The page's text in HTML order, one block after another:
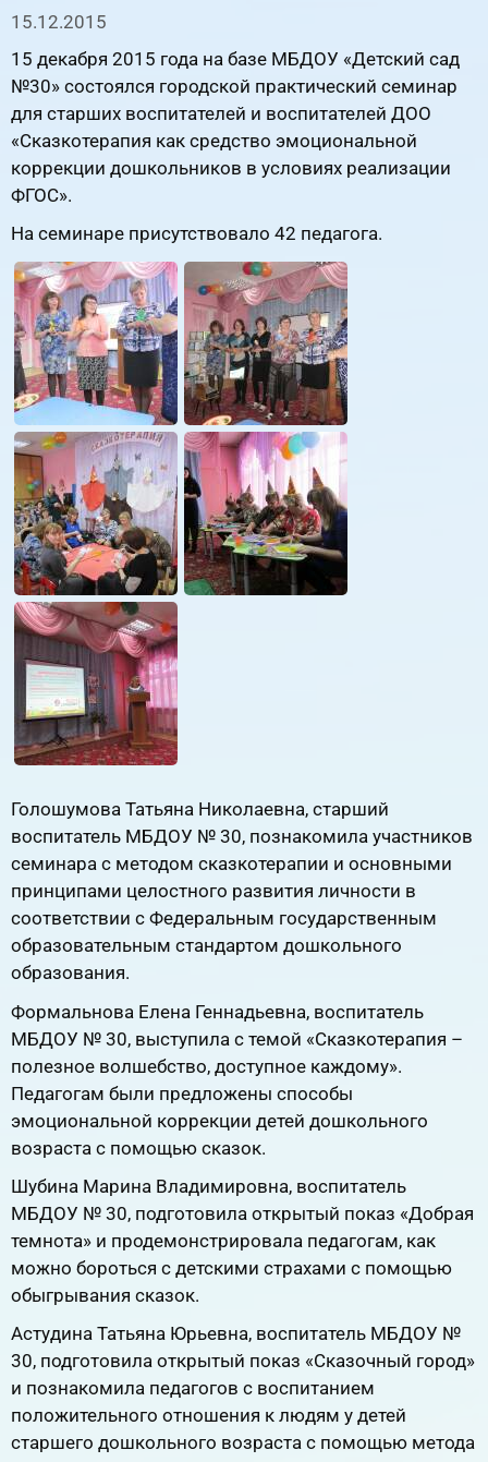
15.12.2015
15 декабря 2015 года на базе МБДОУ «Детский сад
№30» состоялся городской практический семинар
для старших воспитателей и воспитателей ДОО
«Сказкотерапия как средство эмоциональной
коррекции дошкольников в условиях реализации
ФГОС».
На семинаре присутствовало 42 педагога.
Голошумова Татьяна Николаевна, старший
воспитатель МБДОУ № 30, познакомила участников
семинара с методом сказкотерапии и основными
принципами целостного развития личности в
соответствии с Федеральным государственным
образовательным стандартом дошкольного
образования.
Формальнова Елена Геннадьевна, воспитатель
МБДОУ № 30, выступила с темой «Сказкотерапия –
полезное волшебство, доступное каждому».
Педагогам были предложены способы
эмоциональной коррекции детей дошкольного
возраста с помощью сказок.
Шубина Марина Владимировна, воспитатель
МБДОУ № 30, подготовила открытый показ «Добрая
темнота» и продемонстрировала педагогам, как
можно бороться с детскими страхами с помощью
обыгрывания сказок.
Астудина Татьяна Юрьевна, воспитатель МБДОУ №
30, подготовила открытый показ «Сказочный город»
и познакомила педагогов с воспитанием
положительного отношения к людям у детей
старшего дошкольного возраста с помощью метода